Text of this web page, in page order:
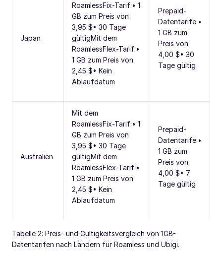
Japan
RoamlessFix-Tarif:• 1
GB zum Preis von
3,95 $• 30 Tage
gültigMit dem
RoamlessFlex-Tarif:•
1 GB zum Preis von
2,45 $• Kein
Ablaufdatum
Prepaid-
Datentarife:•
1 GB zum
Preis von
4,00 $• 30
Tage gültig
Australien
Mit dem
RoamlessFix-Tarif:• 1
GB zum Preis von
3,95 $• 30 Tage
gültigMit dem
RoamlessFlex-Tarif:•
1 GB zum Preis von
2,45 $• Kein
Ablaufdatum
Prepaid-
Datentarife:•
1 GB zum
Preis von
4,00 $• 7
Tage gültig
Tabelle 2: Preis- und Gültigkeitsvergleich von 1GB-
Datentarifen nach Ländern für Roamless und Ubigi.